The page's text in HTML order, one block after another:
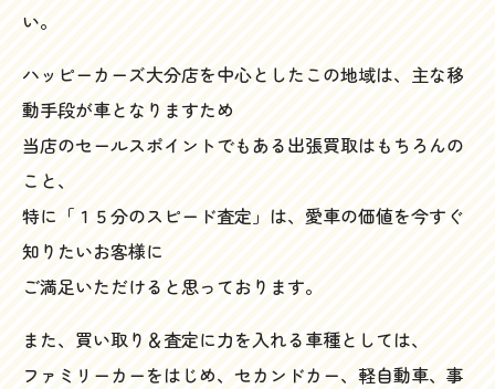
い。
ハッピーカーズ大分店を中心としたこの地域は、主な移
動手段が車となりますため
当店のセールスポイントでもある出張買取はもちろんの
こと、
特に「１５分のスピード査定」は、愛車の価値を今すぐ
知りたいお客様に
ご満足いただけると思っております。
また、買い取り＆査定に力を入れる車種としては、
ファミリーカーをはじめ、セカンドカー、軽自動車、事